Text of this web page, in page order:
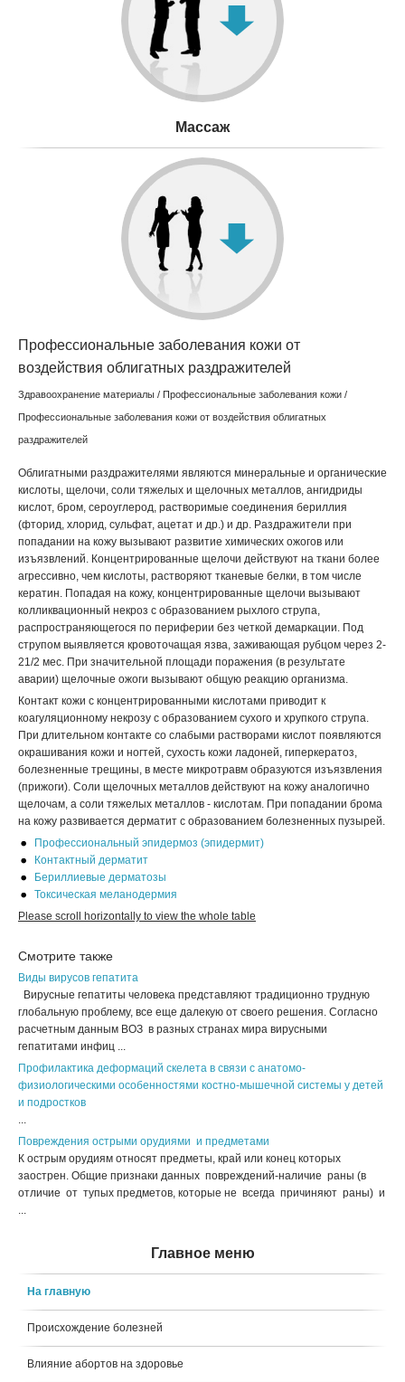
Mассаж
Профессиональные заболевания кожи от
воздействия облигатных раздражителей
Здравоохранение материалы / Профессиональные заболевания кожи /
Профессиональные заболевания кожи от воздействия облигатных
раздражителей
Облигатными раздражителями являются минеральные и орга­нические
кислоты, щелочи, соли тяжелых и щелочных метал­лов, ангидриды
кислот, бром, сероуглерод, растворимые соеди­нения бериллия
(фторид, хлорид, сульфат, ацетат и др.) и др. Раздражители при
попадании на кожу вызывают развитие хи­мических ожогов или
изъязвлений. Концентрированные щелочи действуют на ткани более
агрессивно, чем кислоты, растворяют тканевые белки, в том числе
кератин. Попадая на кожу, концентрированные щелочи вызывают
колликвационный некроз с образованием рыхлого струпа,
распространяющегося по пери­ферии без четкой демаркации. Под
струпом выявляется крово­точащая язва, заживающая рубцом через 2-
21/2 мес. При зна­чительной площади поражения (в результате
аварии) щелочные ожоги вызывают общую реакцию организма.
Контакт кожи с концентрированными кислотами приводит к
коагуляционному некрозу с образованием сухого и хрупкого струпа.
При длительном контакте со слабыми растворами кис­лот появляются
окрашивания кожи и ногтей, сухость кожи ла­доней, гиперкератоз,
болезненные трещины, в месте микро­травм образуются изъязвления
(прижоги). Соли щелочных ме­таллов действуют на кожу аналогично
щелочам, а соли тяжелых металлов - кислотам. При попадании брома
на кожу раз­вивается дерматит с образованием болезненных пузырей.
Профессиональный эпидермоз (эпидермит)
Контактный дерматит
Бериллиевые дерматозы
Токсическая меланодермия
Смотрите также
Виды вирусов гепатита
Вирусные гепатиты человека представляют традиционно трудную
глобальную проблему, все еще далекую от своего решения. Согласно
расчетным данным ВОЗ в разных странах мира вирусными
гепатитами инфиц ...
Профилактика деформаций скелета в связи с анатомо-
физиологическими особенностями костно-мышечной системы у детей
и подростков
...
Повреждения острыми орудиями и предметами
К острым орудиям относят предметы, край или конец которых
заострен. Общие признаки данных повреждений-наличие раны (в
отличие от тупых предметов, которые не всегда причиняют раны) и
...
Главное меню
На главную
Происхождение болезней
Влияние абортов на здоровье